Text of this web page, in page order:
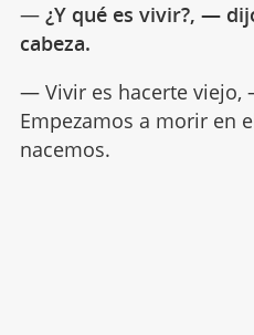
—¿Y qué es vivir?, —
cabeza.
— Vivir es hacerte viejo,
Empezamos a morir en
nacemos.